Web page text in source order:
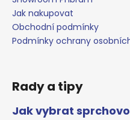
Jak nakupovat
Obchodní podmínky
Podmínky ochrany
Rady a tipy
Jak vybrat